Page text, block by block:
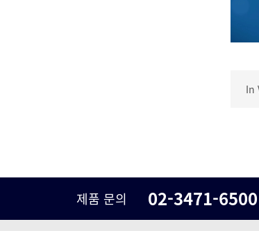
In
제품 문의 02-3471-6500